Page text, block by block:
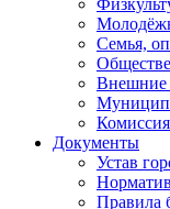
Семья,
Внешние
Документы
Устав
Правила